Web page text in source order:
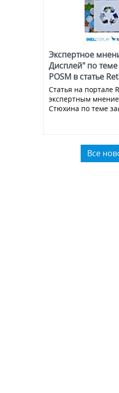
Экспертное
Дисплей" по
POSM в статье
Статья на портале
экспертным
Стюхина по теме
окружающей
пластика.
Все